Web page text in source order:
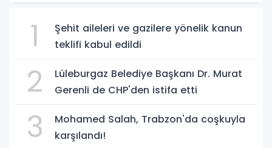
1
Şehit aileleri ve gazilere yönelik kanun
teklifi kabul edildi
2
Lüleburgaz Belediye Başkanı Dr. Murat
Gerenli de CHP'den istifa etti
3
Mohamed Salah, Trabzon'da coşkuyla
karşılandı!